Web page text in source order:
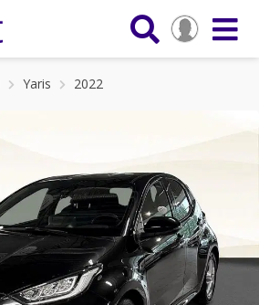
Yaris 2022